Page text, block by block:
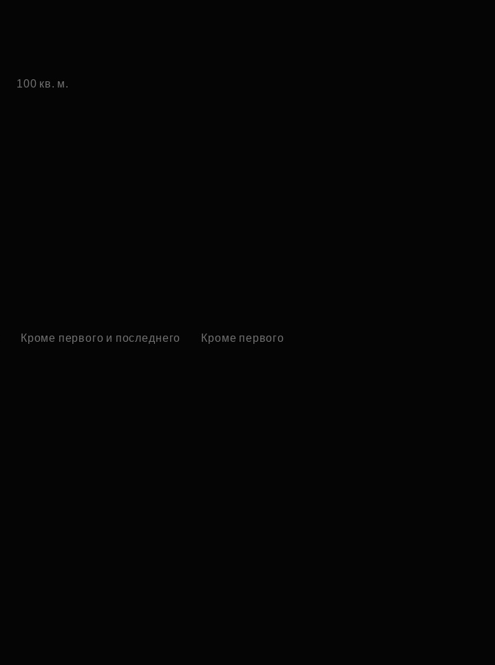
100 кв. м.
Кроме первого и последнего Кроме первого